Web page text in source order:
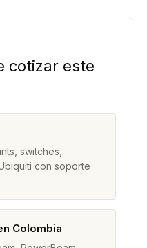
cotizar este
switches,
con soporte
Colombia